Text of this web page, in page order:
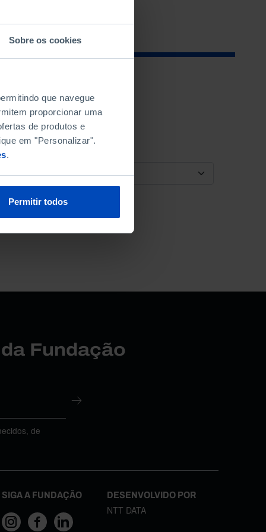
Sobre os cookies
que navegue
proporcionar uma
de produtos e
em "Personalizar".
.
Permitir todos
ORDENAR POR
Fundação
de
SIGA A FUNDAÇÃO DESENVOLVIDO POR
NTT DATA